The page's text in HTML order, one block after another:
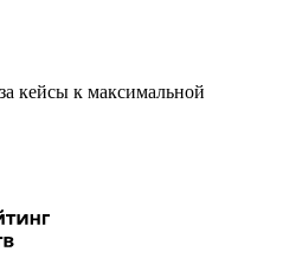
кейсы к максимальной